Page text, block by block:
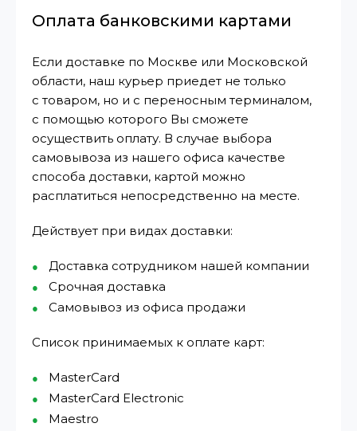
Оплата банковскими картами
Если доставке по Москве или Московской
области, наш курьер приедет не только
с товаром, но и с переносным терминалом,
с помощью которого Вы сможете
осуществить оплату. В случае выбора
самовывоза из нашего офиса качестве
способа доставки, картой можно
расплатиться непосредственно на месте.
Действует при видах доставки:
Доставка сотрудником нашей компании
Срочная доставка
Самовывоз из офиса продажи
Список принимаемых к оплате карт:
MasterCard
MasterCard Electronic
Maestro